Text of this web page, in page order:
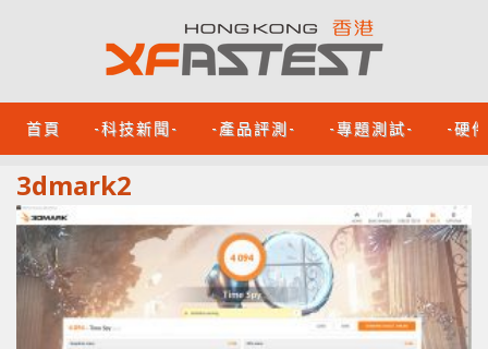
首頁 -科技新聞- -產品評測- -專題測試- -硬
3dmark2